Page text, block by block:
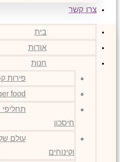
צרו קשר
בית
אודות
חנות
פירות
food
תחליפי
חיסכון
עולם
וקינוחים